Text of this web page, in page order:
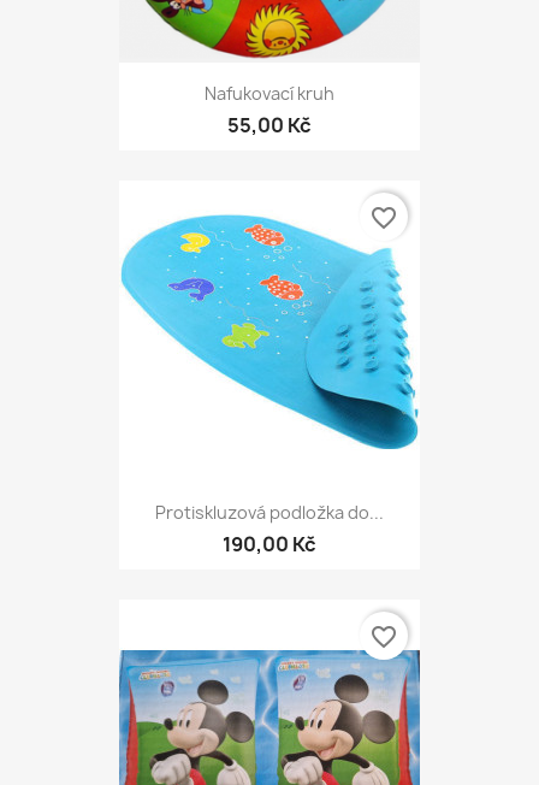
Nafukovací kruh
55,00 Kč
Protiskluzová podložka do...
190,00 Kč
favorite_border
favorite_border